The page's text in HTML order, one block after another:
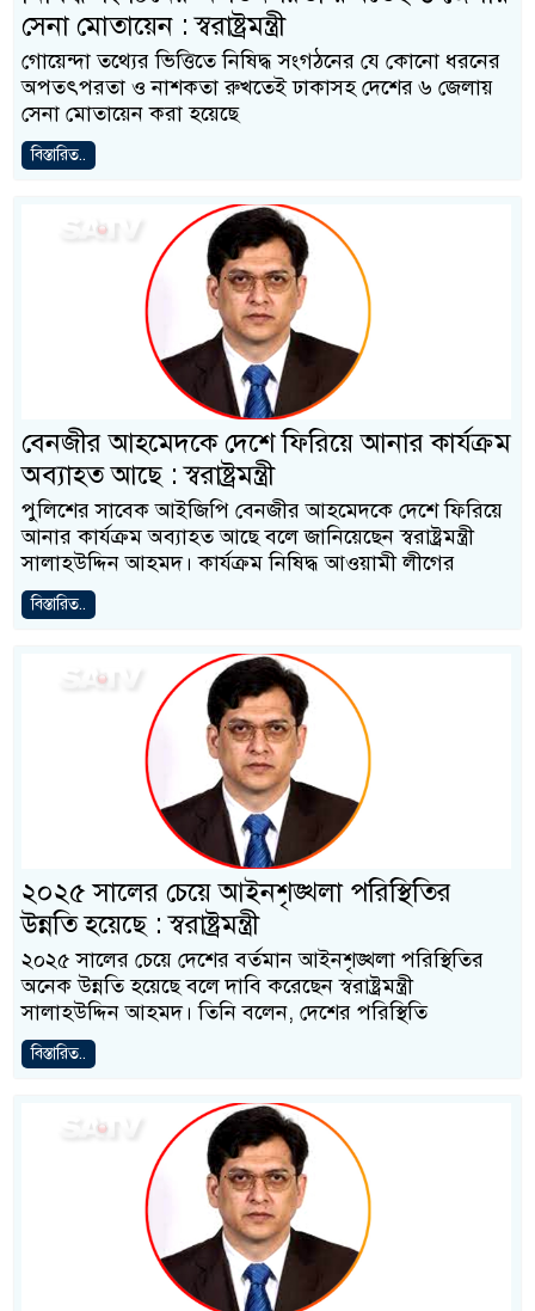
সেনা মোতায়েন : স্বরাষ্ট্রমন্ত্রী
গোয়েন্দা তথ্যের ভিত্তিতে নিষিদ্ধ সংগঠনের যে কোনো ধরনের
অপতৎপরতা ও নাশকতা রুখতেই ঢাকাসহ দেশের ৬ জেলায়
সেনা মোতায়েন করা হয়েছে
বিস্তারিত..
বেনজীর আহমেদকে দেশে ফিরিয়ে আনার কার্যক্রম
অব্যাহত আছে : স্বরাষ্ট্রমন্ত্রী
পুলিশের সাবেক আইজিপি বেনজীর আহমেদকে দেশে ফিরিয়ে
আনার কার্যক্রম অব্যাহত আছে বলে জানিয়েছেন স্বরাষ্ট্রমন্ত্রী
সালাহউদ্দিন আহমদ। কার্যক্রম নিষিদ্ধ আওয়ামী লীগের
বিস্তারিত..
২০২৫ সালের চেয়ে আইনশৃঙ্খলা পরিস্থিতির
উন্নতি হয়েছে : স্বরাষ্ট্রমন্ত্রী
২০২৫ সালের চেয়ে দেশের বর্তমান আইনশৃঙ্খলা পরিস্থিতির
অনেক উন্নতি হয়েছে বলে দাবি করেছেন স্বরাষ্ট্রমন্ত্রী
সালাহউদ্দিন আহমদ। তিনি বলেন, দেশের পরিস্থিতি
বিস্তারিত..